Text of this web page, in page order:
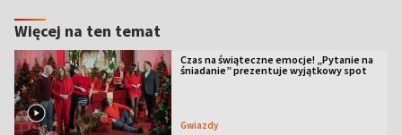
Więcej na ten temat
Czas na świąteczne emocje! „Pytanie na
śniadanie” prezentuje wyjątkowy spot
Gwiazdy